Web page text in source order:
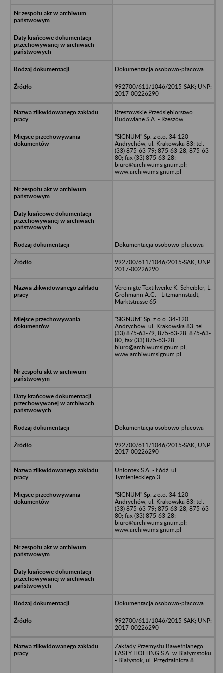
Dokumentacja osobowo-płacowa
992700/611/1046/2015-SAK; UNP:
2017-00226290
Rzeszowskie Przedsiębiorstwo
Budowlane S.A. - Rzeszów
"SIGNUM" Sp. z o.o. 34-120
Andrychów, ul. Krakowska 83; tel.
(33) 875-63-79; 875-63-28, 875-63-
80; fax (33) 875-63-28;
biuro@archiwumsignum.pl;
www.archiwumsignum.pl
Dokumentacja osobowo-płacowa
992700/611/1046/2015-SAK; UNP:
2017-00226290
Vereinigte Textilwerke K. Scheibler, L.
Grohmann A.G. - Litzmannstadt,
Marktstrasse 65
"SIGNUM" Sp. z o.o. 34-120
Andrychów, ul. Krakowska 83; tel.
(33) 875-63-79; 875-63-28, 875-63-
80; fax (33) 875-63-28;
biuro@archiwumsignum.pl;
www.archiwumsignum.pl
Dokumentacja osobowo-płacowa
992700/611/1046/2015-SAK; UNP:
2017-00226290
Uniontex S.A. - Łódź, ul
Tymienieckiego 3
"SIGNUM" Sp. z o.o. 34-120
Andrychów, ul. Krakowska 83; tel.
(33) 875-63-79; 875-63-28, 875-63-
80; fax (33) 875-63-28;
biuro@archiwumsignum.pl;
www.archiwumsignum.pl
Dokumentacja osobowo-płacowa
992700/611/1046/2015-SAK; UNP:
2017-00226290
Zakłady Przemysłu Bawełnianego
FASTY HOLTING S.A. w Białymstoku
- Białystok, ul. Przędzalnicza 8